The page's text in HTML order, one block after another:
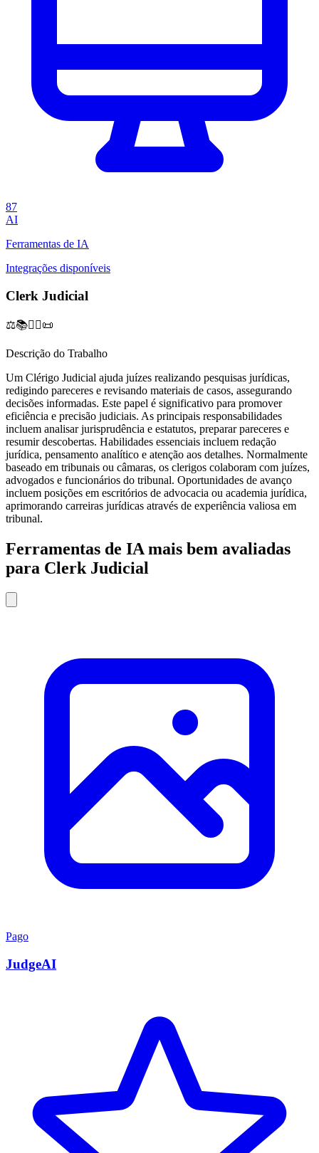
87
AI
Ferramentas de IA
Integrações disponíveis
Clerk Judicial
⚖️📚👨‍⚖️📜
Descrição do Trabalho
Um Clérigo Judicial ajuda juízes realizando pesquisas jurídicas,
redigindo pareceres e revisando materiais de casos, assegurando
decisões informadas. Este papel é significativo para promover
eficiência e precisão judiciais. As principais responsabilidades
incluem analisar jurisprudência e estatutos, preparar pareceres e
resumir descobertas. Habilidades essenciais incluem redação
jurídica, pensamento analítico e atenção aos detalhes. Normalmente
baseado em tribunais ou câmaras, os clerigos colaboram com juízes,
advogados e funcionários do tribunal. Oportunidades de avanço
incluem posições em escritórios de advocacia ou academia jurídica,
aprimorando carreiras jurídicas através de experiência valiosa em
tribunal.
Ferramentas de IA mais bem avaliadas
para Clerk Judicial
Pago
JudgeAI